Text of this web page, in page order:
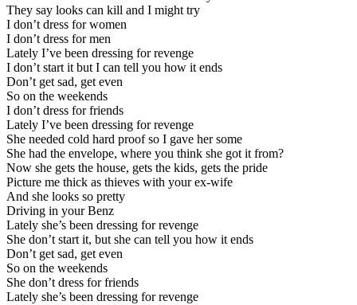
They say looks can kill and I might try
I don’t dress for women
I don’t dress for men
Lately I’ve been dressing for revenge
I don’t start it but I can tell you how it ends
Don’t get sad, get even
So on the weekends
I don’t dress for friends
Lately I’ve been dressing for revenge
She needed cold hard proof so I gave her some
She had the envelope, where you think she got it from?
Now she gets the house, gets the kids, gets the pride
Picture me thick as thieves with your ex-wife
And she looks so pretty
Driving in your Benz
Lately she’s been dressing for revenge
She don’t start it, but she can tell you how it ends
Don’t get sad, get even
So on the weekends
She don’t dress for friends
Lately she’s been dressing for revenge